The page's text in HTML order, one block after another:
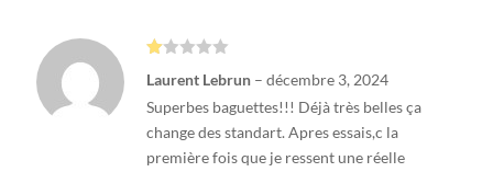
ot
e
1
s
5
Laurent Lebrun – décembre 3, 2024
Superbes baguettes!!! Déjà très belles ça
change des standart. Apres essais,c la
première fois que je ressent une réelle